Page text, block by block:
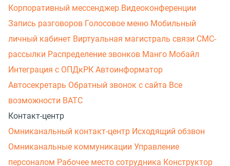
Корпоративный мессенджер Видеоконференции
Запись разговоров Голосовое меню Мобильный
личный кабинет Виртуальная магистраль связи СМС-
рассылки Распределение звонков Манго Мобайл
Интеграция с ОПДкРК Автоинформатор
Автосекретарь Обратный звонок с сайта Все
возможности ВАТС
Контакт-центр
Омниканальный контакт-центр Исходящий обзвон
Омниканальные коммуникации Управление
персоналом Рабочее место сотрудника Конструктор